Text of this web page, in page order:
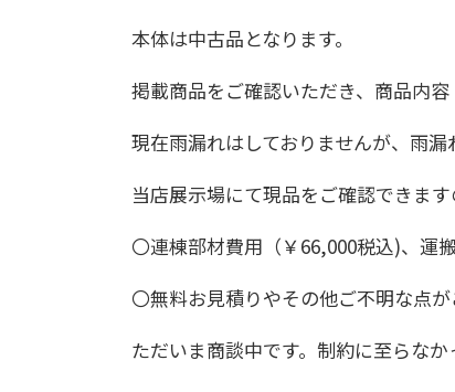
本体は中古品となります。
掲載商品をご確認いただき、商品内
現在雨漏れはしておりませんが、雨漏
当店展示場にて現品をご確認できま
〇連棟部材費用（￥66,000税込)、運
〇無料お見積りやその他ご不明な点
ただいま商談中です。制約に至らな